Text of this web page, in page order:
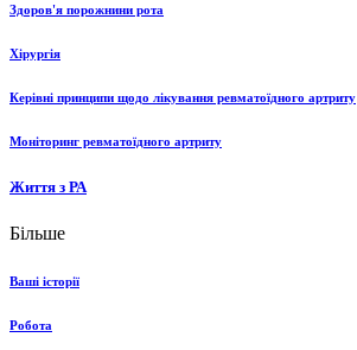
Здоров'я порожнини рота
Хірургія
Керівні принципи щодо лікування ревматоїдного артриту
Моніторинг ревматоїдного артриту
Життя з РА
Більше
Ваші історії
Робота